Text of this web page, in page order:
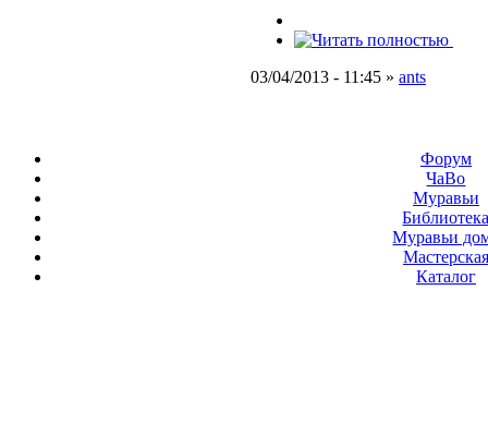
03/04/2013 - 11:45 » ants
Форум
ЧаВо
Муравьи
Муравьи
Мастерская
Каталог